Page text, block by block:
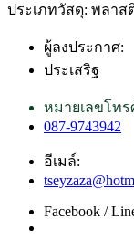
ประเภทวัสดุ: พลาส
ผู้ลงประกาศ:
ประเสริฐ
หมายเลขโท
087-9743942
อีเมล์:
Facebook /